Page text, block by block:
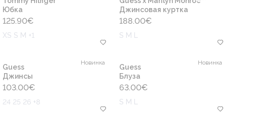
Юбка
125.90€
XS S M +1
Джинсовая куртка
188.00€
S M L
Новинка
Guess
Джинсы
103.00€
24 25 26 +8
Новинка
Guess
Блуза
63.00€
S M L